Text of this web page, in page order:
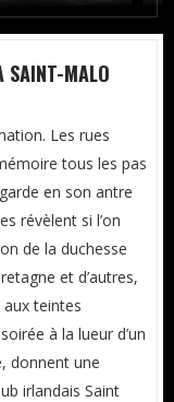
SAINT-MALO
Les rues
tous les pas
en son antre
révèlent si l’on
de la duchesse
et d’autres,
aux teintes
à la lueur d’un
donnent une
irlandais Saint